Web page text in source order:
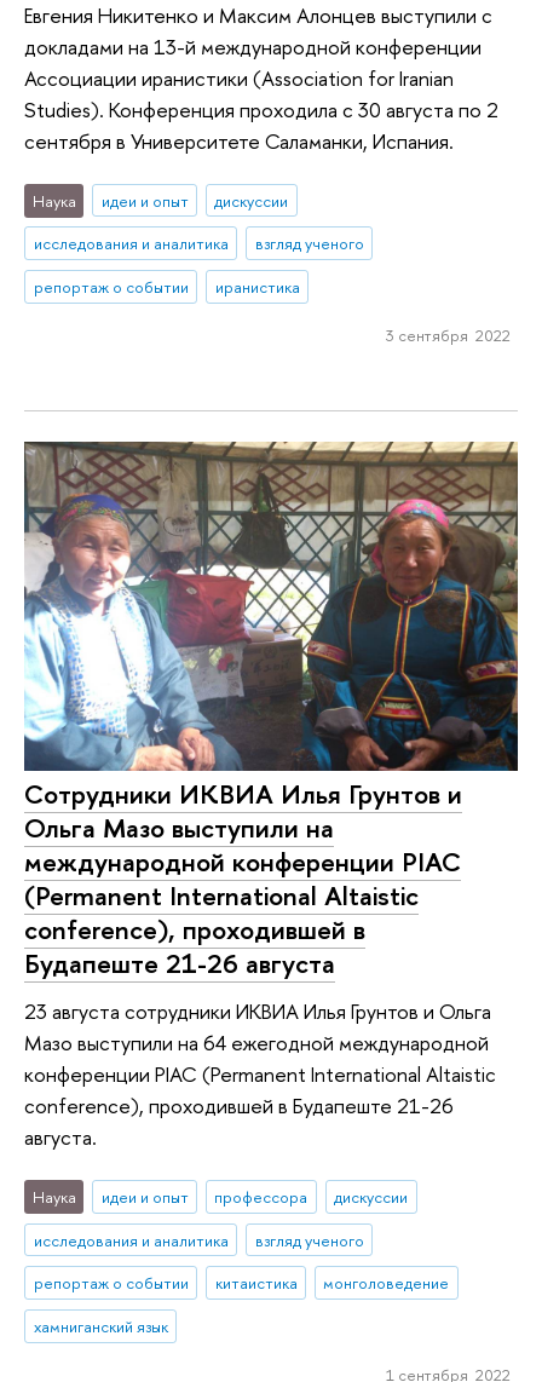
Евгения Никитенко и Максим Алонцев выступили с
докладами на 13-й международной конференции
Ассоциации иранистики (Association for Iranian
Studies). Конференция проходила с 30 августа по 2
сентября в Университете Саламанки, Испания.
Наука идеи и опыт
дискуссии
исследования и аналитика
взгляд ученого
репортаж о событии
иранистика
3 сентября 2022
Сотрудники ИКВИА Илья Грунтов и
Ольга Мазо выступили на
международной конференции PIAC
(Permanent International Altaistic
conference), проходившей в
Будапеште 21-26 августа
23 августа сотрудники ИКВИА Илья Грунтов и Ольга
Мазо выступили на 64 ежегодной международной
конференции PIAC (Permanent International Altaistic
conference), проходившей в Будапеште 21-26
августа.
Наука идеи и опыт профессора
дискуссии
исследования и аналитика
взгляд ученого
репортаж о событии
китаистика
монголоведение
хамниганский язык
1 сентября 2022